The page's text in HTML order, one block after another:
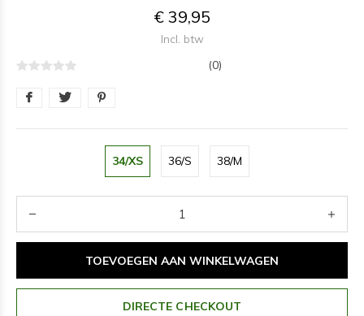
€ 39,95
Incl. btw
(0)
34/XS 36/S 38/M
TOEVOEGEN AAN WINKELWAGEN
DIRECTE CHECKOUT